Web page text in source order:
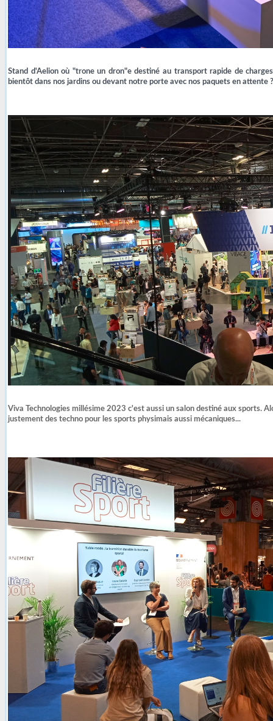
Stand d'Aelion où "trone un dron"e destiné au transport rapide de
bientôt dans nos jardins ou devant notre porte avec nos paquets en attente ?
Viva Technologies millésime 2023 c'est aussi un salon destiné aux sports.
justement des techno pour les sports physimais aussi mécaniques...